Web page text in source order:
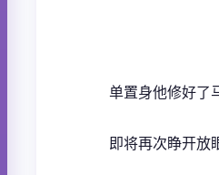
单置身他修好了
即将再次睁开放